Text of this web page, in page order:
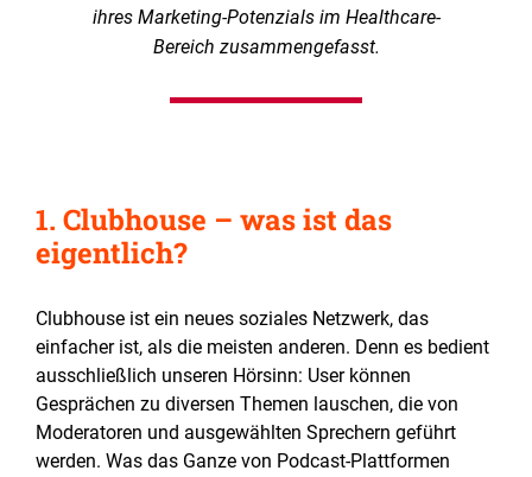
ihres Marketing-Potenzials im Healthcare-
Bereich zusammengefasst.
1. Clubhouse – was ist das
eigentlich?
Clubhouse ist ein neues soziales Netzwerk, das
einfacher ist, als die meisten anderen. Denn es bedient
ausschließlich unseren Hörsinn: User können
Gesprächen zu diversen Themen lauschen, die von
Moderatoren und ausgewählten Sprechern geführt
werden. Was das Ganze von Podcast-Plattformen